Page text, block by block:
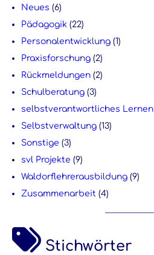
Neues (6)
Pädagogik (22)
Personalentwicklung (1)
Praxisforschung (2)
Rückmeldungen (2)
Schulberatung (3)
selbstverantwortliches Lernen
Selbstverwaltung (13)
Sonstige (3)
svl Projekte (9)
Waldorflehrerausbildung (9)
Zusammenarbeit (4)
Stichwörter